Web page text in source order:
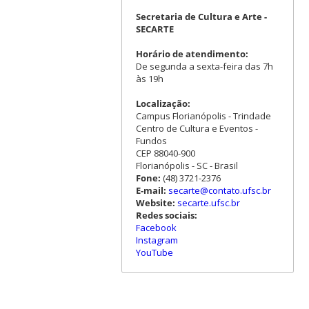
Secretaria de Cultura e Arte -
SECARTE
Horário de atendimento:
De segunda a sexta-feira das 7h
às 19h
Localização:
Campus Florianópolis - Trindade
Centro de Cultura e Eventos -
Fundos
CEP 88040-900
Florianópolis - SC - Brasil
Fone: (48) 3721-2376
E-mail: secarte@contato.ufsc.br
Website: secarte.ufsc.br
Redes sociais:
Facebook
Instagram
YouTube